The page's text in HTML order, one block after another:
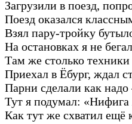
Загрузили в поезд,
Поезд оказался
Взял пару-тройку
На остановках я не
Там же столько
Приехал в Ёбург, ждал
Парни сделали как
Тут я подумал:
Как тут же схватил ещё